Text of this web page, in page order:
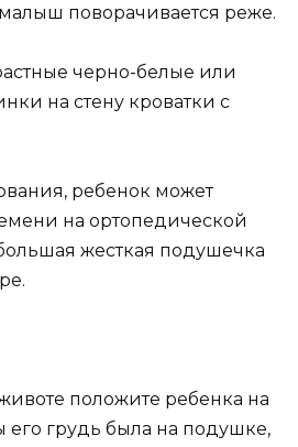
поворачивается реже.
черно-белые или
на стену кроватки с
ребенок может
на ортопедической
жесткая подушечка
положите ребенка на
его грудь была на подушке,